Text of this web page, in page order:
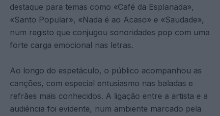
destaque para temas como «Café da Esplanada»,
«Santo Popular», «Nada é ao Acaso» e «Saudade»,
num registo que conjugou sonoridades pop com uma
forte carga emocional nas letras.
Ao longo do espetáculo, o público acompanhou as
canções, com especial entusiasmo nas baladas e
refrães mais conhecidos. A ligação entre a artista e a
audiência foi evidente, num ambiente marcado pela